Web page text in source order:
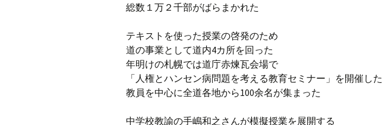
総数１万２千部がばらまかれた
テキストを使った授業の啓発のため
道の事業として道内4カ所を回った
年明けの札幌では道庁赤煉瓦会場で
「人権とハンセン病問題を考える教育セミナー」を開催した
教員を中心に全道各地から100余名が集まった
中学校教諭の手嶋和之さんが模擬授業を展開する